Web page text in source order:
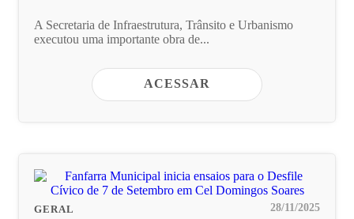
A Secretaria de Infraestrutura, Trânsito e Urbanismo
executou uma importante obra de...
ACESSAR
GERAL 28/11/2025